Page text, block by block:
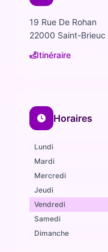
19 Rue De Rohan
22000 Saint-Brieuc
Itinéraire
Horaires
Lundi
Mardi
Mercredi
Jeudi
Vendredi
Samedi
Dimanche